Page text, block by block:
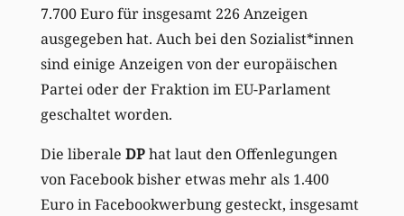
7.700 Euro für insgesamt 226 Anzeigen
ausgegeben hat. Auch bei den Sozialist*innen
sind einige Anzeigen von der europäischen
Partei oder der Fraktion im EU-Parlament
geschaltet worden.
Die liberale DPhat laut den Offenlegungen
von Facebook bisher etwas mehr als 1.400
Euro in Facebookwerbung gesteckt, insgesamt